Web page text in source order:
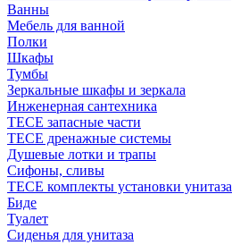
Ванны
Мебель для ванной
Полки
Шкафы
Тумбы
Зеркальные шкафы и зеркала
Инженерная сантехника
TECE запасные части
TECE дренажные системы
Душевые лотки и трапы
Сифоны, сливы
TECE комплекты установки унитаза
Биде
Туалет
Сиденья для унитаза